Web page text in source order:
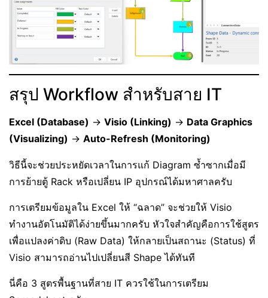
สรุป Workflow สำหรับสาย IT
Excel (Database) -> Visio (Linking) -> Data Graphics
(Visualizing) -> Auto-Refresh (Monitoring)
วิธีนี้จะช่วยประหยัดเวลาในการแก้ Diagram ซ้ำซากเมื่อมี
การย้ายตู้ Rack หรือเปลี่ยน IP อุปกรณ์ได้มหาศาลครับ
การเตรียมข้อมูลใน Excel ให้ “ฉลาด” จะช่วยให้ Visio
ทำงานอัตโนมัติได้ง่ายขึ้นมากครับ หัวใจสำคัญคือการใช้สูตร
เพื่อแปลงค่าดิบ (Raw Data) ให้กลายเป็นสถานะ (Status) ที่
Visio สามารถอ่านไปเปลี่ยนสี Shape ได้ทันที
นี่คือ 3 สูตรพื้นฐานที่สาย IT ควรใช้ในการเตรียม